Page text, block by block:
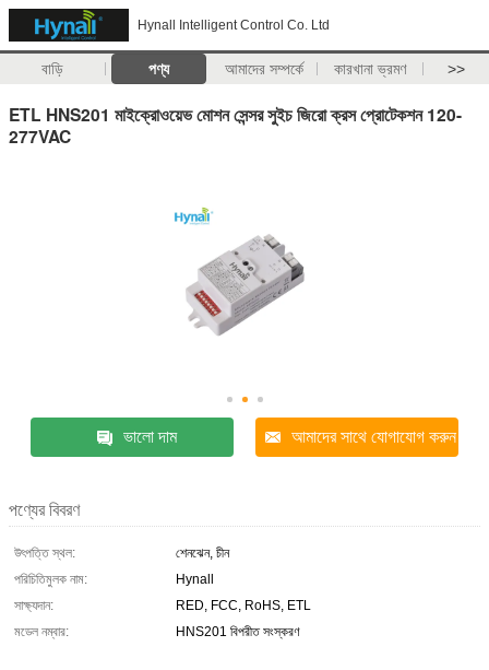
Hynall Intelligent Control Co. Ltd
বাড়ি পণ্য আমাদের সম্পর্কে কারখানা ভ্রমণ >>
ETL HNS201 মাইক্রোওয়েভ মোশন সেন্সর সুইচ জিরো ক্রস প্রোটেকশন 120-
277VAC
ভালো দাম আমাদের সাথে যোগাযোগ করুন
পণ্যের বিবরণ
উৎপত্তি স্থল:
শেনঝেন, চীন
পরিচিতিমুলক নাম:
Hynall
সাক্ষ্যদান:
RED, FCC, RoHS, ETL
মডেল নম্বার:
HNS201 বিপরীত সংস্করণ